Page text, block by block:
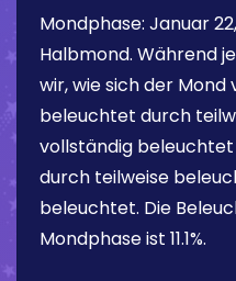
Mondphase: Januar
Halbmond. Während
wir, wie sich der
beleuchtet durch
vollständig
durch teilweise
beleuchtet. Die
Mondphase ist 11.1%.